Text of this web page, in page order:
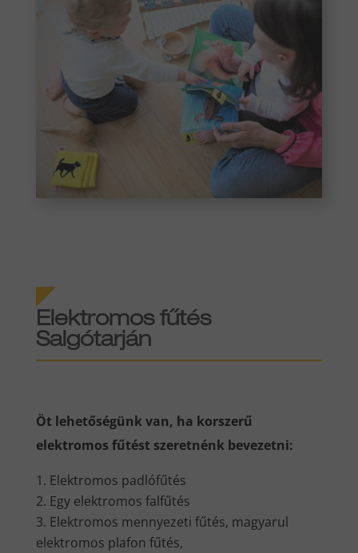
Elektromos fűtés
Salgótarján
Öt lehetőségünk van, ha korszerű
elektromos fűtést szeretnénk bevezetni:
Elektromos padlófűtés
Egy elektromos falfűtés
Elektromos mennyezeti fűtés, magyarul
elektromos plafon fűtés,